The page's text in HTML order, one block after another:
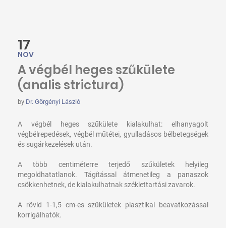
17
NOV
A végbél heges szűkülete
(analis strictura)
by Dr. Görgényi László
A végbél heges szűkülete kialakulhat: elhanyagolt
végbélrepedések, végbél műtétei, gyulladásos bélbetegségek
és sugárkezelések után.
A több centiméterre terjedő szűkületek helyileg
megoldhatatlanok. Tágítással átmenetileg a panaszok
csökkenhetnek, de kialakulhatnak széklettartási zavarok.
A rövid 1-1,5 cm-es szűkületek plasztikai beavatkozással
korrigálhatók.